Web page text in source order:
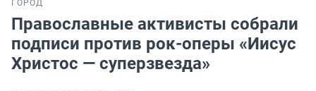
ГОРОД
Православные активисты собрали
подписи против рок-оперы «Иисус
Христос — суперзвезда»